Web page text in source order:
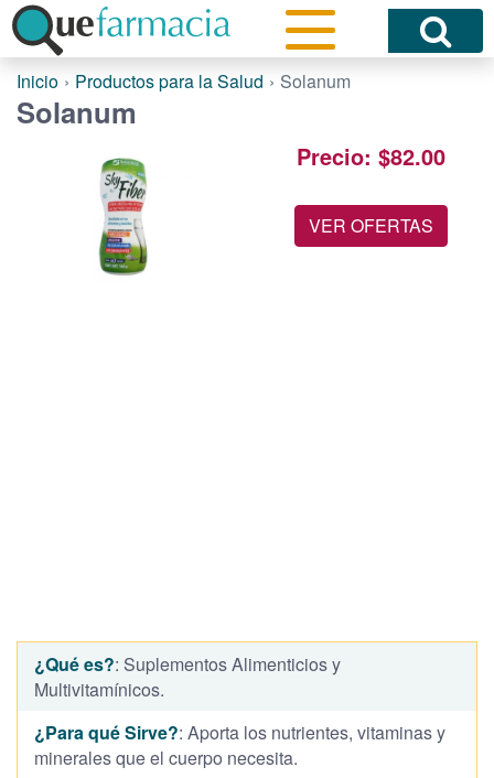
Inicio Productos para la Salud Solanum
Solanum
Precio: $82.00
VER OFERTAS
¿Qué es?: Suplementos Alimenticios y
Multivitamínicos.
¿Para qué Sirve?: Aporta los nutrientes, vitaminas y
minerales que el cuerpo necesita.